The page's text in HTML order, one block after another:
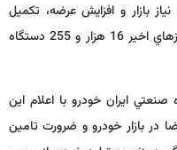
بازار و افزايش عرضه، تكميل
محصولات داراي كسري را آغاز كرده و در روزهاي اخير 16 هزار و 255 دستگاه
ايران خودرو با اعلام اين
در بازار خودرو و ضرورت تامين